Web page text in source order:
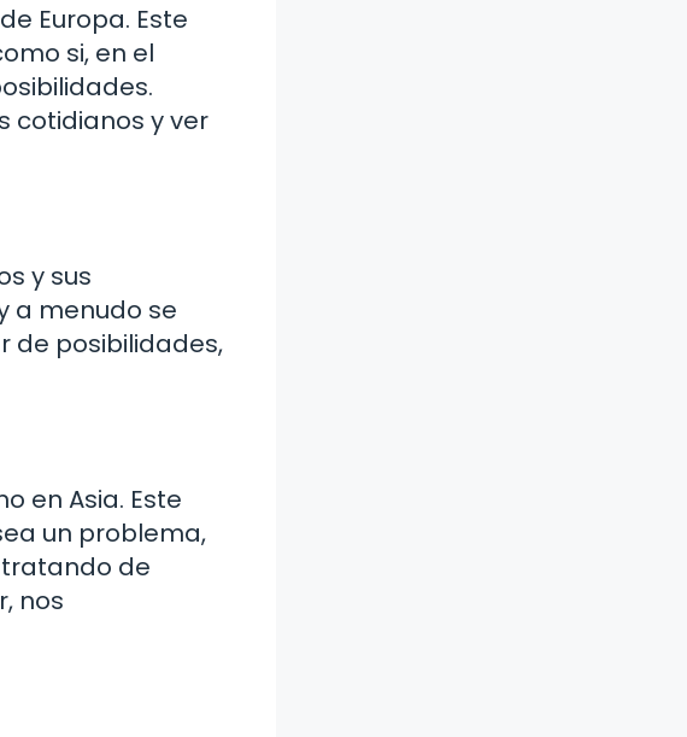
Europa. Este
si, en el
cotidianos y ver
y sus
a menudo se
de posibilidades,
en Asia. Este
un problema,
tratando de
nos